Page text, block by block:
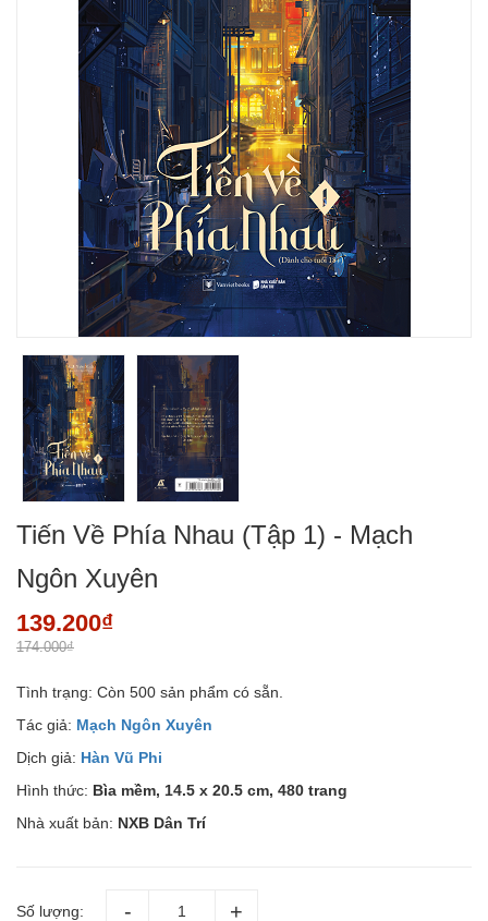
Tiến Về Phía Nhau (Tập 1) - Mạch
Ngôn Xuyên
139.200₫
174.000₫
Tình trạng: Còn 500 sản phẩm có sẵn.
Tác giả: Mạch Ngôn Xuyên
Dịch giả: Hàn Vũ Phi
Hình thức: Bìa mềm, 14.5 x 20.5 cm, 480 trang
Nhà xuất bản: NXB Dân Trí
Số lượng: